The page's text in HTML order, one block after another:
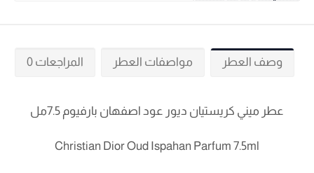
وصف العطر مواصفات العطر المراجعات 0
عطر ميني كريستيان ديور عود اصفهان بارفيوم 7.5مل
Christian Dior Oud Ispahan Parfum 7.5ml